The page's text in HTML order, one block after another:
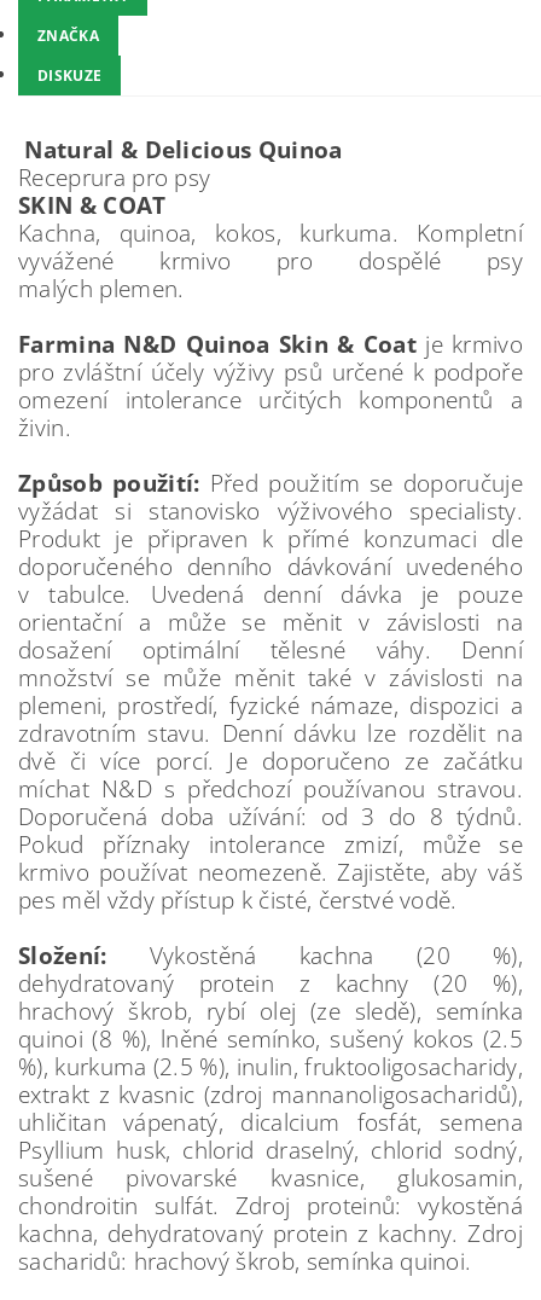
ZNAČKA
DISKUZE
Natural & Delicious Quinoa
Receprura pro psy
SKIN & COAT
Kachna, quinoa, kokos, kurkuma. Kompletní
vyvážené krmivo pro dospělé psy
malých plemen.
Farmina N&D Quinoa Skin & Coat je krmivo
pro zvláštní účely výživy psů určené k podpoře
omezení intolerance určitých komponentů a
živin.
Způsob použití: Před použitím se doporučuje
vyžádat si stanovisko výživového specialisty.
Produkt je připraven k přímé konzumaci dle
doporučeného denního dávkování uvedeného
v tabulce. Uvedená denní dávka je pouze
orientační a může se měnit v závislosti na
dosažení optimální tělesné váhy. Denní
množství se může měnit také v závislosti na
plemeni, prostředí, fyzické námaze, dispozici a
zdravotním stavu. Denní dávku lze rozdělit na
dvě či více porcí. Je doporučeno ze začátku
míchat N&D s předchozí používanou stravou.
Doporučená doba užívání: od 3 do 8 týdnů.
Pokud příznaky intolerance zmizí, může se
krmivo používat neomezeně. Zajistěte, aby váš
pes měl vždy přístup k čisté, čerstvé vodě.
Složení: Vykostěná kachna (20 %),
dehydratovaný protein z kachny (20 %),
hrachový škrob, rybí olej (ze sledě), semínka
quinoi (8 %), lněné semínko, sušený kokos (2.5
%), kurkuma (2.5 %), inulin, fruktooligosacharidy,
extrakt z kvasnic (zdroj mannanoligosacharidů),
uhličitan vápenatý, dicalcium fosfát, semena
Psyllium husk, chlorid draselný, chlorid sodný,
sušené pivovarské kvasnice, glukosamin,
chondroitin sulfát. Zdroj proteinů: vykostěná
kachna, dehydratovaný protein z kachny. Zdroj
sacharidů: hrachový škrob, semínka quinoi.